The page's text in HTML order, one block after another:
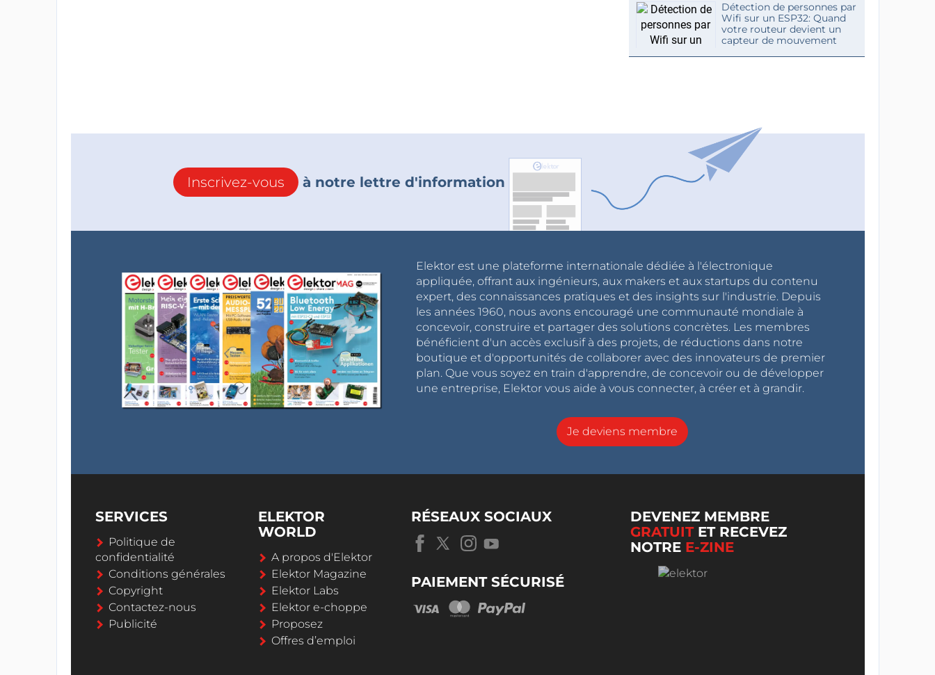
Détection de personnes par
Wifi sur un ESP32: Quand
votre routeur devient un
capteur de mouvement
Inscrivez-vous à notre lettre d'information
Elektor est une plateforme internationale dédiée à l'électronique
appliquée, offrant aux ingénieurs, aux makers et aux startups du contenu
expert, des connaissances pratiques et des insights sur l'industrie. Depuis
les années 1960, nous avons encouragé une communauté mondiale à
concevoir, construire et partager des solutions concrètes. Les membres
bénéficient d'un accès exclusif à des projets, de réductions dans notre
boutique et d'opportunités de collaborer avec des innovateurs de premier
plan. Que vous soyez en train d'apprendre, de concevoir ou de développer
une entreprise, Elektor vous aide à vous connecter, à créer et à grandir.
Je deviens membre
SERVICES
Politique de
confidentialité
Conditions générales
Copyright
Contactez-nous
Publicité
ELEKTOR
WORLD
A propos d'Elektor
Elektor Magazine
Elektor Labs
Elektor e-choppe
Proposez
Offres d’emploi
RÉSEAUX SOCIAUX
PAIEMENT SÉCURISÉ
DEVENEZ MEMBRE
GRATUITET RECEVEZ
NOTRE E-ZINE